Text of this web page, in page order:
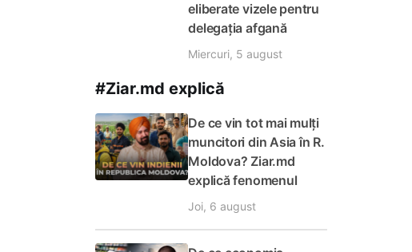
eliberate vizele pentru
delegația afgană
Miercuri, 5 august
#Ziar.md explică
De ce vin tot mai mulți
muncitori din Asia în R.
Moldova? Ziar.md
explică fenomenul
Joi, 6 august